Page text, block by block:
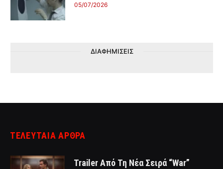
05/07/2026
ΔΙΑΦΗΜΙΣΕΙΣ
ΤΕΛΕΥΤΑΙΑ ΑΡΘΡΑ
Trailer Από Τη Νέα Σειρά “War”